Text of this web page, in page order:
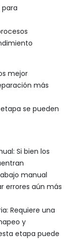
para
mejor
más
se pueden
Si bien los
manual
errores aún más
Requiere una
y
etapa puede